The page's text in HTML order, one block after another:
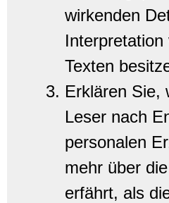
wirkenden
Texten
Erklären Sie,
Leser nach
personalen
mehr über
erfährt, als